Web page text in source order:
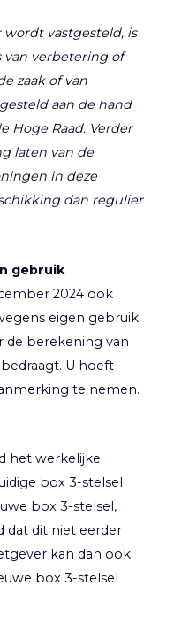
vastgesteld, is
van verbetering of
zaak of van
aan de hand
Hoge Raad. Verder
laten van de
in deze
dan regulier
gebruik
2024 ook
eigen gebruik
de berekening van
U hoeft
te nemen.
het werkelijke
box 3-stelsel
box 3-stelsel,
dat dit niet eerder
kan dan ook
box 3-stelsel